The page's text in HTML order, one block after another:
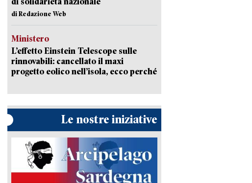
di Redazione Web
Ministero
L’effetto Einstein Telescope sulle
rinnovabili: cancellato il maxi
progetto eolico nell’isola, ecco perché
Le nostre iniziative